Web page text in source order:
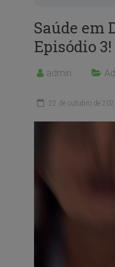
Saúde em
Episódio 3!
admin
22 de outubro de